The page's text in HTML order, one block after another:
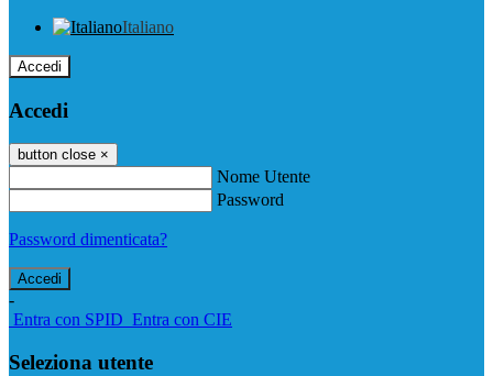
Italiano
Accedi
Accedi
button close ×
Nome Utente
Password
Password dimenticata?
-
Entra con SPID Entra con CIE
Seleziona utente